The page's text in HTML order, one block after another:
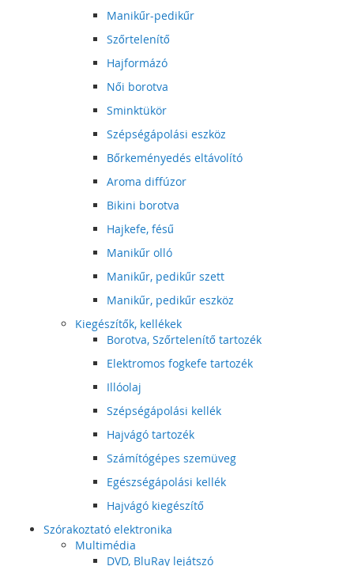
Manikűr-pedikűr
Szőrtelenítő
Hajformázó
Női borotva
Sminktükör
Szépségápolási eszköz
Bőrkeményedés eltávolító
Aroma diffúzor
Bikini borotva
Hajkefe, fésű
Manikűr olló
Manikűr, pedikűr szett
Manikűr, pedikűr eszköz
Kiegészítők, kellékek
Borotva, Szőrtelenítő tartozék
Elektromos fogkefe tartozék
Illóolaj
Szépségápolási kellék
Hajvágó tartozék
Számítógépes szemüveg
Egészségápolási kellék
Hajvágó kiegészítő
Szórakoztató elektronika
Multimédia
DVD, BluRay lejátszó